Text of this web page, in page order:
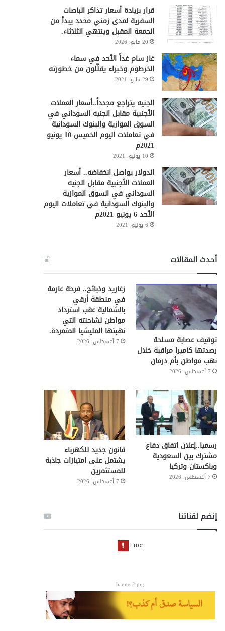
قرار بزيادة أسعار تذاكر الباصات
السفرية لمدى زمني محدد يبدأ من
الجمعة المقبل وينتهي الثلاثاء.
20 مايو، 2026
غاز سام غداً الأحد في سماء
الخرطوم وخبراء يقلِّلون من خطورته
29 مايو، 2021
الجنيه يتراجع مجدداً..أسعار العملات
الأجنبية مقابل الجنيه السوداني في
السوق الموازية والبنوك السودانية
في تعاملات اليوم الخميس 10 يونيو
2021م
10 يونيو، 2021
الدولار يواصل انخفاضه.. أسعار
العملات الأجنبية مقابل الجنيه
السوداني في السوق الموازية
والبنوك السودانية في تعاملات اليوم
الأحد 6 يونيو 2021م
6 يونيو، 2021
أحدث المقالات
توقيف عصابة مسلحة
رصدتها كاميرا مراقبة خلال
نهب مواطن بأم درمان
7 أغسطس، 2026
زغاريد وذبائح.. فرحة عارمة
في منطقة أرقي
بالشمالية عقب استرداد
مواطن لشاحنته التي
نهبتها المليشيا المتمردة.
7 أغسطس، 2026
رسميا..إعلان اتفاق دفاع
مشترك بين السعودية
وباكستان وتركيا
7 أغسطس، 2026
قانون جديد للكهرباء
يشتمل على امتيازات جاذبة
للمستثمرين
7 أغسطس، 2026
إنضم لقناتنا
banner2.jpg